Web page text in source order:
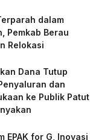
dalam
Pemkab Berau
Relokasi
Dana Tutup
dan
ke Publik Patut
EPAK for G, Inovasi